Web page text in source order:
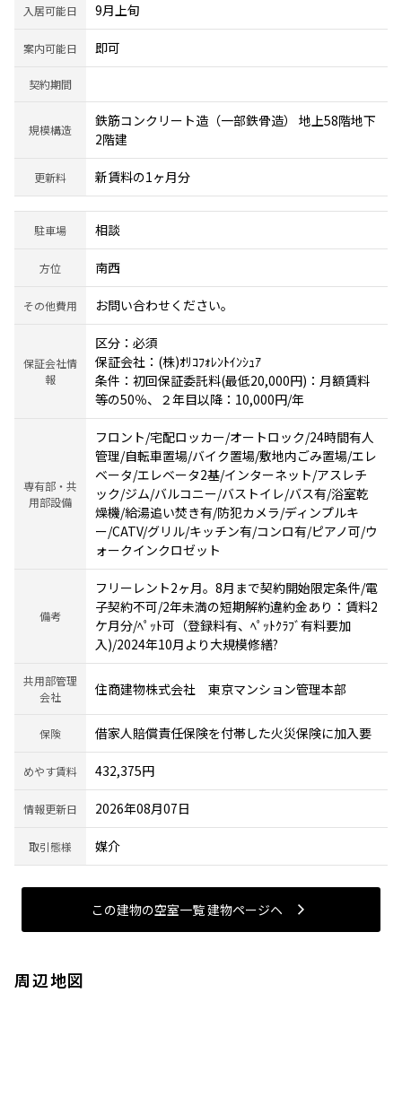
入居可能日 9月上旬
案内可能日 即可
契約期間
規模構造
鉄筋コンクリート造（一部鉄骨造） 地上58階地下
2階建
更新料 新賃料の1ヶ月分
駐車場 相談
方位 南西
その他費用 お問い合わせください。
保証会社情
報
区分：必須
保証会社：(株)ｵﾘｺﾌｫﾚﾝﾄｲﾝｼｭｱ
条件：初回保証委託料(最低20,000円)：月額賃料
等の50％、２年目以降：10,000円/年
専有部・共
用部設備
フロント/宅配ロッカー/オートロック/24時間有人
管理/自転車置場/バイク置場/敷地内ごみ置場/エレ
ベータ/エレベータ2基/インターネット/アスレチ
ック/ジム/バルコニー/バストイレ/バス有/浴室乾
燥機/給湯追い焚き有/防犯カメラ/ディンプルキ
ー/CATV/グリル/キッチン有/コンロ有/ピアノ可/ウ
ォークインクロゼット
備考
フリーレント2ヶ月。8月まで契約開始限定条件/電
子契約不可/2年未満の短期解約違約金あり：賃料2
ケ月分/ﾍﾟｯﾄ可（登録料有、ﾍﾟｯﾄｸﾗﾌﾞ有料要加
入)/2024年10月より大規模修繕?
共用部管理
会社
住商建物株式会社 東京マンション管理本部
保険 借家人賠償責任保険を付帯した火災保険に加入要
めやす賃料 432,375円
情報更新日 2026年08月07日
取引態様 媒介
この建物の空室一覧 建物ページヘ
周辺地図